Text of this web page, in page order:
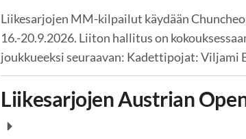
Liikesarjojen MM-kilpailut käydään
16.-20.9.2026. Liiton hallitus on
joukkueeksi seuraavan: Kadettipojat: Viljami
Liikesarjojen Austrian